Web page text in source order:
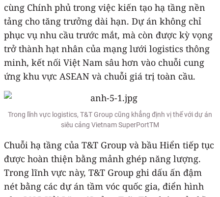
cùng Chính phủ trong việc kiến tạo hạ tầng nền
tảng cho tăng trưởng dài hạn. Dự án không chỉ
phục vụ nhu cầu trước mắt, mà còn được kỳ vọng
trở thành hạt nhân của mạng lưới logistics thông
minh, kết nối Việt Nam sâu hơn vào chuỗi cung
ứng khu vực ASEAN và chuỗi giá trị toàn cầu.
Trong lĩnh vực logistics, T&T Group cũng khẳng định vị thế với dự án
siêu cảng Vietnam SuperPortTM
Chuỗi hạ tầng của T&T Group và bầu Hiển tiếp tục
được hoàn thiện bằng mảnh ghép năng lượng.
Trong lĩnh vực này, T&T Group ghi dấu ấn đậm
nét bằng các dự án tầm vóc quốc gia, điển hình